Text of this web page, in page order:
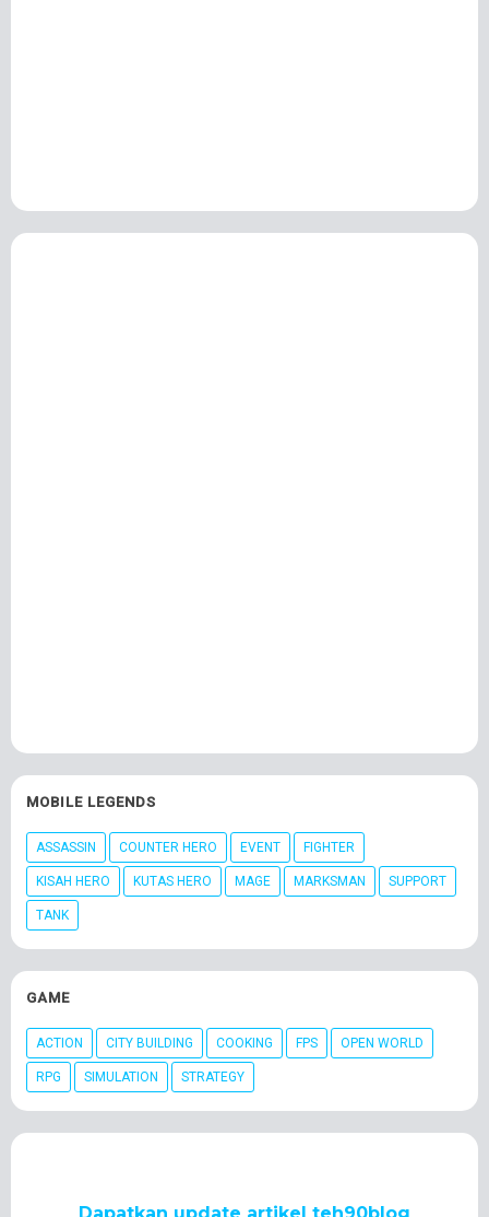
MOBILE LEGENDS
ASSASSIN COUNTER HERO EVENT FIGHTER
KISAH HERO KUTAS HERO MAGE MARKSMAN SUPPORT
TANK
GAME
ACTION CITY BUILDING COOKING FPS OPEN WORLD
RPG SIMULATION STRATEGY